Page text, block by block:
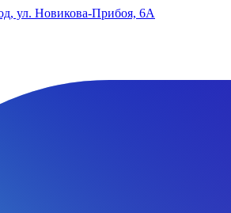
ул. Новикова-Прибоя, 6А